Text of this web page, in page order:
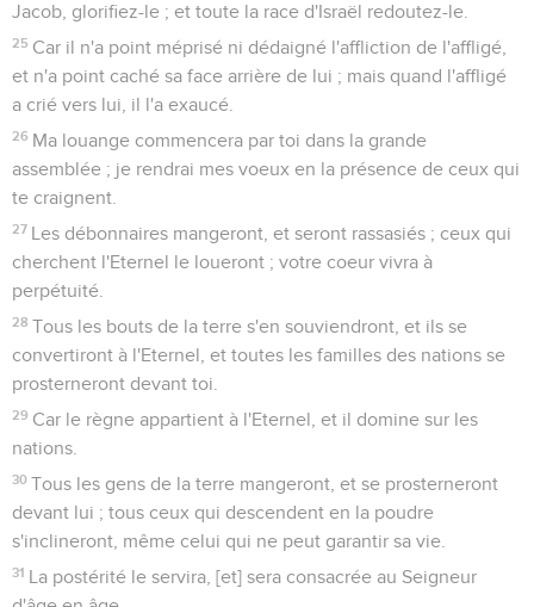
Jacob, glorifiez-le ; et toute la race d'Israël redoutez-le.
25 Car il n'a point méprisé ni dédaigné l'affliction de l'affligé,
et n'a point caché sa face arrière de lui ; mais quand l'affligé
a crié vers lui, il l'a exaucé.
26 Ma louange commencera par toi dans la grande
assemblée ; je rendrai mes voeux en la présence de ceux qui
te craignent.
27 Les débonnaires mangeront, et seront rassasiés ; ceux qui
cherchent l'Eternel le loueront ; votre coeur vivra à
perpétuité.
28 Tous les bouts de la terre s'en souviendront, et ils se
convertiront à l'Eternel, et toutes les familles des nations se
prosterneront devant toi.
29 Car le règne appartient à l'Eternel, et il domine sur les
nations.
30 Tous les gens de la terre mangeront, et se prosterneront
devant lui ; tous ceux qui descendent en la poudre
s'inclineront, même celui qui ne peut garantir sa vie.
31 La postérité le servira, [et] sera consacrée au Seigneur